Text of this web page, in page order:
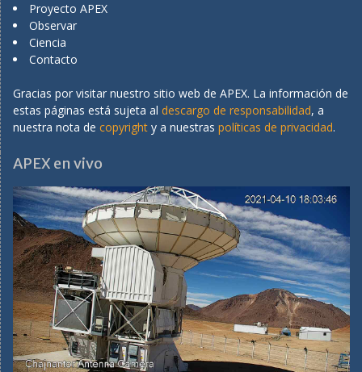
Proyecto APEX
Observar
Ciencia
Contacto
Gracias por visitar nuestro sitio web de APEX. La información de
estas páginas está sujeta al descargo de responsabilidad, a
nuestra nota de copyright y a nuestras políticas de privacidad.
APEX en vivo